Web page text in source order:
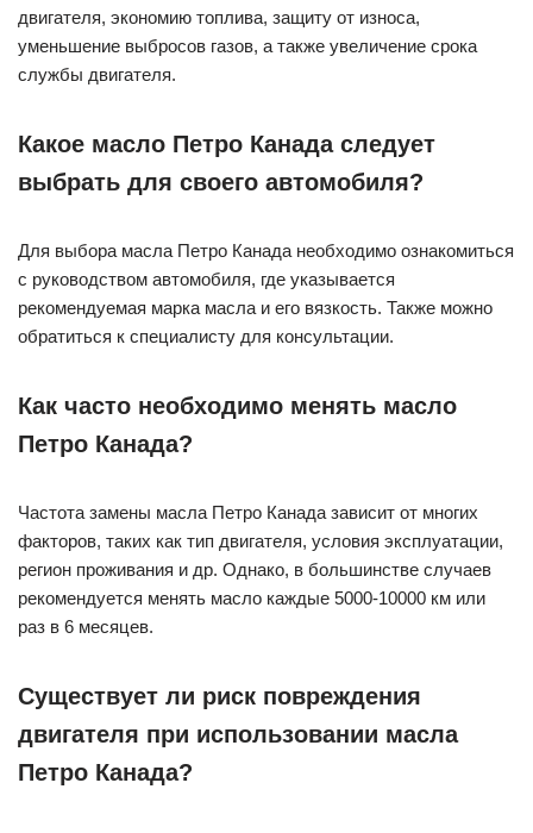
двигателя, экономию топлива, защиту от износа,
уменьшение выбросов газов, а также увеличение срока
службы двигателя.
Какое масло Петро Канада следует
выбрать для своего автомобиля?
Для выбора масла Петро Канада необходимо ознакомиться
с руководством автомобиля, где указывается
рекомендуемая марка масла и его вязкость. Также можно
обратиться к специалисту для консультации.
Как часто необходимо менять масло
Петро Канада?
Частота замены масла Петро Канада зависит от многих
факторов, таких как тип двигателя, условия эксплуатации,
регион проживания и др. Однако, в большинстве случаев
рекомендуется менять масло каждые 5000-10000 км или
раз в 6 месяцев.
Существует ли риск повреждения
двигателя при использовании масла
Петро Канада?